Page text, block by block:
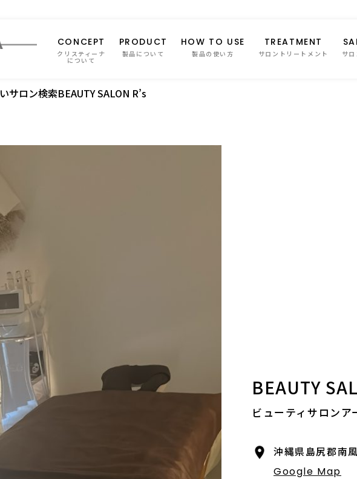
CONCEPT
クリスティーナ
について
PRODUCT
製品について
HOW TO USE
製品の使い方
TREATMENT
サロントリートメント サ
サロン検索BEAUTY SALON R’s
BEAUTY
ビューティサロンア
沖縄県島尻郡南
Google Map